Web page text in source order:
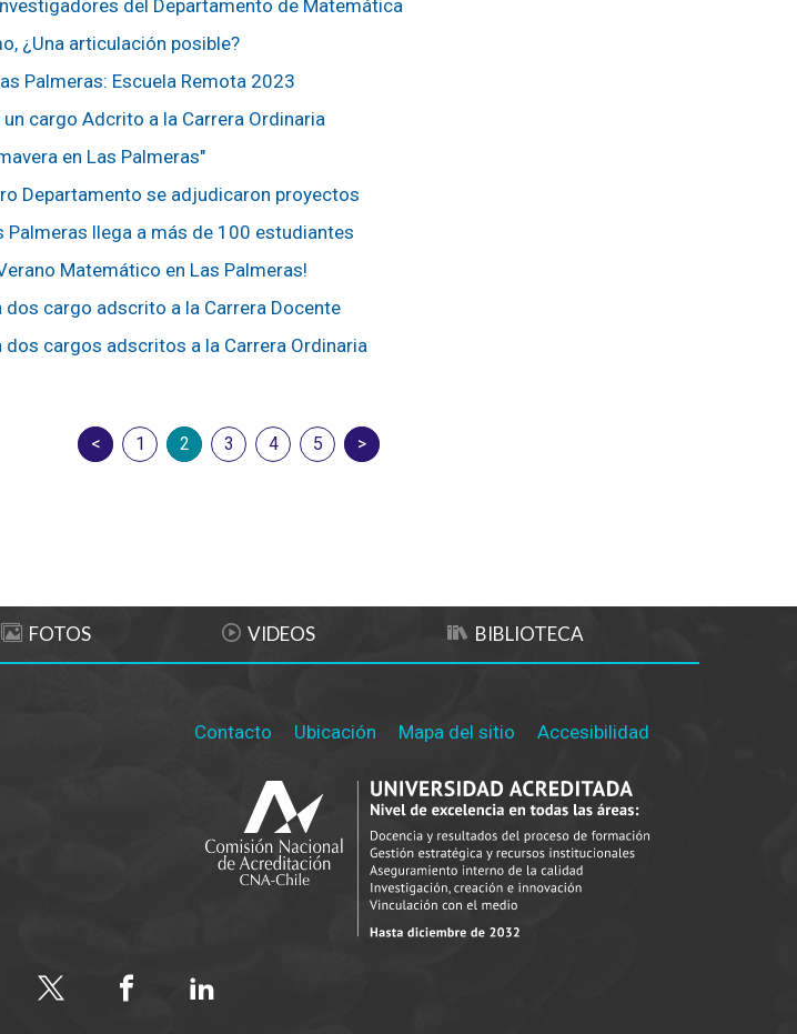
del Departamento de Matemática
¿Una articulación posible?
Palmeras: Escuela Remota 2023
cargo Adcrito a la Carrera Ordinaria
en Las Palmeras"
Departamento se adjudicaron proyectos
Palmeras llega a más de 100 estudiantes
Matemático en Las Palmeras!
cargo adscrito a la Carrera Docente
cargos adscritos a la Carrera Ordinaria
1 2 3 4 5
siguiente
FOTOS VIDEOS BIBLIOTECA
Contacto Ubicación Mapa del sitio Accesibilidad